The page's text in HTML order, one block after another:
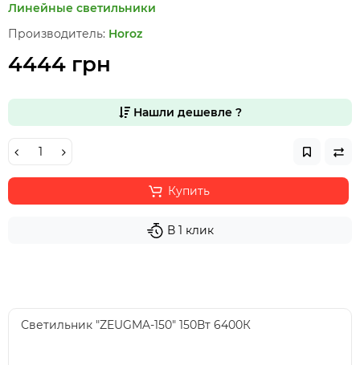
Линейные светильники
Производитель: Horoz
4444 грн
Нашли дешевле ?
Купить
В 1 клик
Светильник "ZEUGMA-150" 150Вт 6400К